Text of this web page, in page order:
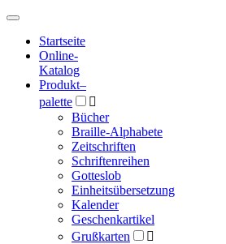
Hauptmenü
Hauptmenü
Startseite
Online-
Katalog
Produkt–
palette

Bücher
Braille-Alphabete
Zeitschriften
Schriftenreihen
Gotteslob
Einheitsübersetzung
Kalender
Geschenkartikel
Grußkarten
